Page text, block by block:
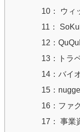
10： ウィ
11：
12：
13：トラ
14：バイ
15：
16：ファ
17： 事業